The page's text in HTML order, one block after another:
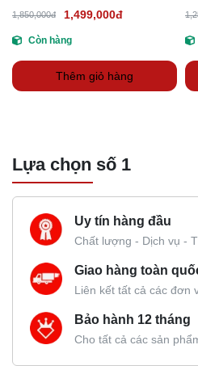
1,850,000đ 1,499,000đ
Còn hàng
Thêm giỏ hàng
Lựa chọn số 1
Uy tín hàng đầu
Chất lượng - Dịch vụ -
Giao hàng toàn
Liên kết tất cả các đơn
Bảo hành 12 tháng
Cho tất cả các sản